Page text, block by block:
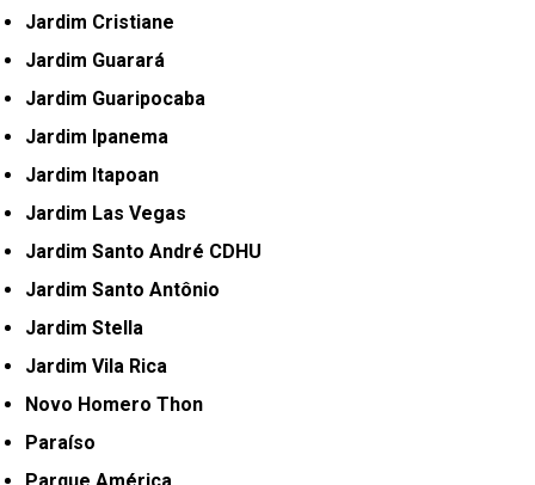
Jardim Cristiane
Jardim Guarará
Jardim Guaripocaba
Jardim Ipanema
Jardim Itapoan
Jardim Las Vegas
Jardim Santo André CDHU
Jardim Santo Antônio
Jardim Stella
Jardim Vila Rica
Novo Homero Thon
Paraíso
Parque América